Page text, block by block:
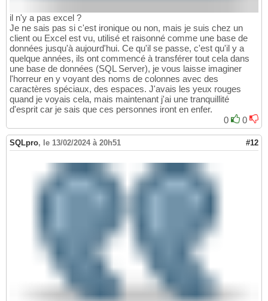
il n'y a pas excel ?
Je ne sais pas si c'est ironique ou non, mais je suis chez un
client ou Excel est vu, utilisé et raisonné comme une base de
données jusqu'à aujourd'hui. Ce qu'il se passe, c'est qu'il y a
quelque années, ils ont commencé à transférer tout cela dans
une base de données (SQL Server), je vous laisse imaginer
l'horreur en y voyant des noms de colonnes avec des
caractères spéciaux, des espaces. J'avais les yeux rouges
quand je voyais cela, mais maintenant j'ai une tranquillité
d'esprit car je sais que ces personnes iront en enfer.
0
0
SQLpro, le 13/02/2024 à 20h51 #12